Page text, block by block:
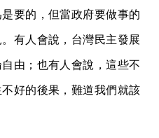
要的，但當政府要做事的
有人會說，台灣民主發展
由；也有人會說，這些不
好的後果，難道我們就該